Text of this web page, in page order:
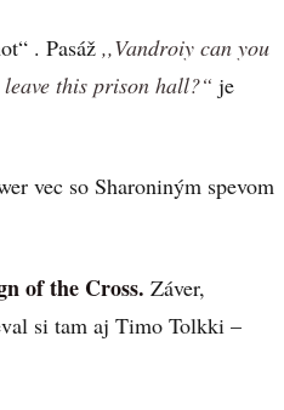
. Pasáž ,,Vandroiy can you
this prison hall?“ je
vec so Sharoniným spevom
of the Cross. Záver,
si tam aj Timo Tolkki –